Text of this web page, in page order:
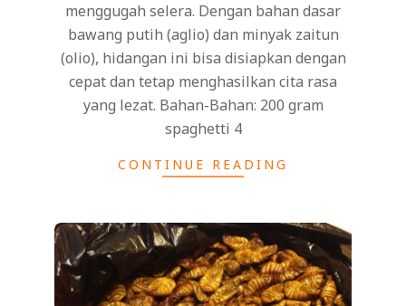
menggugah selera. Dengan bahan dasar
bawang putih (aglio) dan minyak zaitun
(olio), hidangan ini bisa disiapkan dengan
cepat dan tetap menghasilkan cita rasa
yang lezat. Bahan-Bahan: 200 gram
spaghetti 4
CONTINUE READING